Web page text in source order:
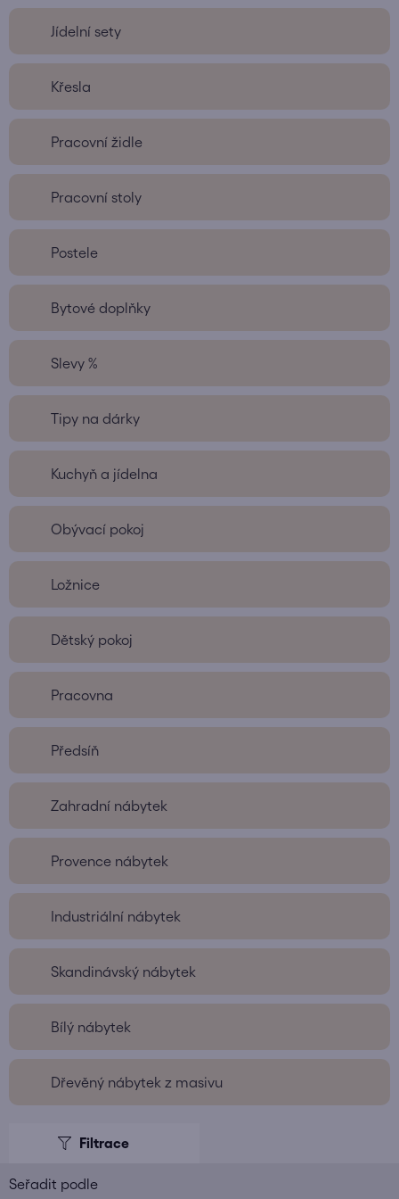
Jídelní sety
Křesla
Pracovní židle
Pracovní stoly
Postele
Bytové doplňky
Slevy %
Tipy na dárky
Kuchyň a jídelna
Obývací pokoj
Ložnice
Dětský pokoj
Pracovna
Předsíň
Zahradní nábytek
Provence nábytek
Industriální nábytek
Skandinávský nábytek
Bílý nábytek
Dřevěný nábytek z masivu
p